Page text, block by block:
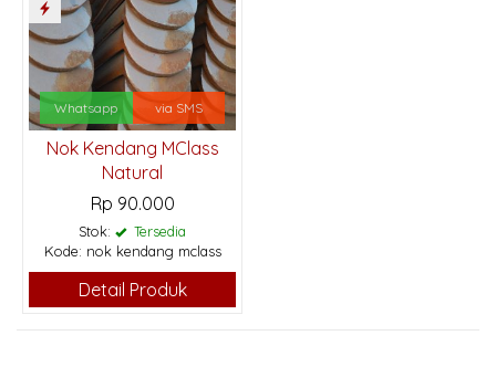
Whatsapp via SMS
Nok Kendang MClass
Natural
Rp 90.000
Stok:
Tersedia
Kode: nok kendang mclass
Detail Produk